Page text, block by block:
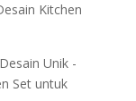
Kitchen
Unik -
Set untuk